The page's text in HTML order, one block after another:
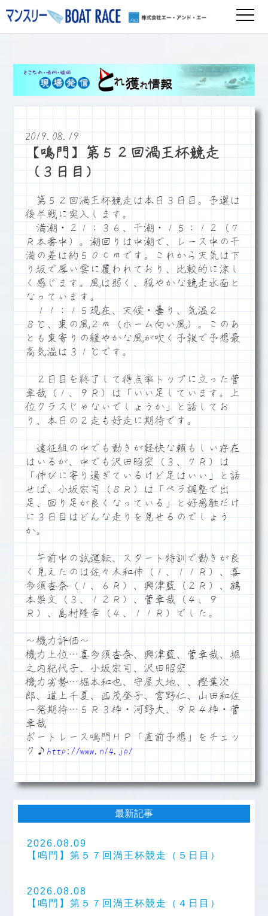
2019.08.19
【鳴門】第５２回渦王杯競走
（３日目）
第５２回渦王杯競走は本日３日目。予選は
後半戦に突入します。
満潮・２１：３６、干潮・１５：１２（７
Ｒ本番中）。潮回りは中潮で、レース中の干
満の差は約５０ｃｍです。これから天気は下
り坂で厚い雲に覆われており、比較的に涼し
く感じます。風は弱く、穏やかな競走水面と
なっています。
１１：１５現在、天候・曇り、気温２
８℃、東の風２ｍ（ホーム向い風）。このあ
とも東寄りの緩やかな風が吹く予報で予想最
高気温は３１℃です。
２日目を終了して得点率トップに立った菅
章哉（１、９Ｒ）は「いい足しています。上
位クラスじゃないでしょうか」と話してお
り、本日の２走も好走に期待です。
遠征組の中でも動きが軽快な頼もしい存在
はいるが、中でも沢田昭宏（３、７Ｒ）は
「伸びに寄り過ぎているけど足はいい」と話
せば、小坂宗司（８Ｒ）は「ペラ調整で出
足、回り足が良くなっている」と好感触だけ
に３日目はどんな走りを見せるのでしょう
か。
午前中の試運転、スタート特訓で動きが良
く見えたのは佐々木和伸（１、１１Ｒ）、喜
多須杏奈（１、６Ｒ）、興津藍（２Ｒ）、鶴
本崇文（３、１２Ｒ）、菅章哉（４、９
Ｒ）、島村隆幸（４、１１Ｒ）でした。
～機力評価～
機力上位…喜多須杏奈、興津藍、菅章哉、堀
之内紀代子、小坂宗司、沢田昭宏
機力劣勢…堀本和也、守屋大地、、樫葉次
郎、道上千夏、西茂登子、宮野仁、山田和佐
一発期待…５Ｒ３枠・河野大、９Ｒ４枠・菅
章哉
ボートレース鳴門ＨＰ「直前予想」をチェッ
ク♪ http://www.n14.jp/
最新記事
2026.08.09
【鳴門】第５７回渦王杯競走（５日目）
2026.08.08
【鳴門】第５７回渦王杯競走（４日目）